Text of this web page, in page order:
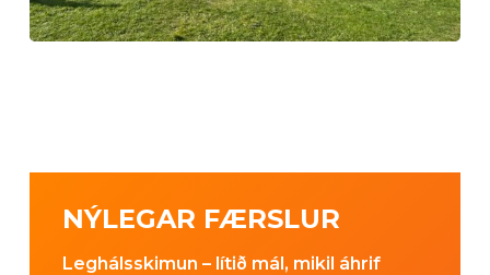
NÝLEGAR FÆRSLUR
Leghálsskimun – lítið mál, mikil áhrif